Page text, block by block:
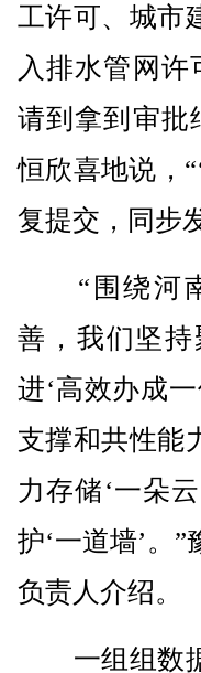
工许可、城市
入排水管网许
请到拿到审批
恒欣喜地说，
复提交，同步
“围绕河南
善，我们坚
进‘高效办成
支撑和共性能
力存储‘一朵
护‘一道墙’。
负责人介绍。
一组组数据